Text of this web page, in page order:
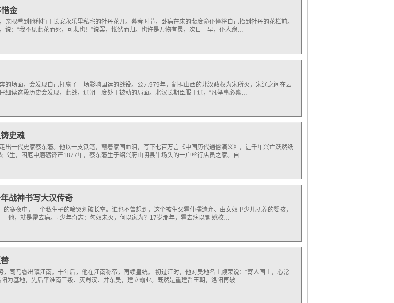
金
亲眼看到他种植于长安永乐里私宅的牡丹花开。暮春时节，卧病在床的裴度命仆僮将自己抬到牡丹的花栏前。
说：“我不见此花而死，可悲也！”说罢，怅然而归。也许是万物有灵，次日一早，仆人跑…
的场面，会发现自己打赢了一场影响国运的战役。公元979年，割据山西的北汉政权为宋所灭，宋辽之间在云
细读这段历史会发现，此战，辽朝一度处于被动的局面。北汉长期臣服于辽，“凡举事必禀…
史魂
出一代史家蔡东藩。他以一支铁笔，蘸着家国血泪，写下七百万言《中国历代通俗演义》，让千年兴亡跃然纸
书生，困厄中磨砺锋芒1877年，蔡东藩生于绍兴府山阴县牛场头的一户丝行店员之家。自…
战神书写大汉传奇
寒夜中，一个私生子的啼哭划破长空。谁也不曾想到，这个被生父霍仲孺遗弃、由女奴卫少儿抚养的婴孩，
他，就是霍去病。· 少年奇志：匈奴未灭，何以家为？17岁那年，霍去病以'剽姚校…
司马睿出镇江南。十年后，他在江南称帝，再续皇统。 初过江时，他对吴地名士顾荣说：“寄人国土，心常
为基地，先后平淮南三叛、灭蜀汉、并东吴，建立霸业。既然是重建晋王朝，洛阳再破…